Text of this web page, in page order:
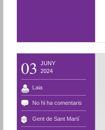
03
JUNY
2024
Laia
No hi ha comentaris
Gent de Sant Martí